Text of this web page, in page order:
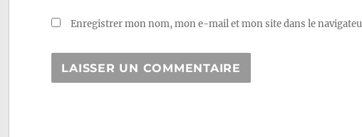
Enregistrer mon nom, mon e-mail et mon site dans le